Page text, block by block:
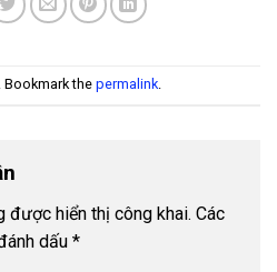
uPVC Hoa Sen 2026
PN4 Thuận Phát
PN4 Thuận Phát
PN4 Thuận Phát
. Bookmark the permalink
được hiển thị công khai. Các
dấu *